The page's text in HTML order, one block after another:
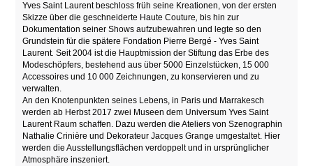
Yves Saint Laurent beschloss früh seine Kreationen, von der ersten
Skizze über die geschneiderte Haute Couture, bis hin zur
Dokumentation seiner Shows aufzubewahren und legte so den
Grundstein für die spätere Fondation Pierre Bergé - Yves Saint
Laurent.Seit 2004 ist die Hauptmission der Stiftung das Erbe des
Modeschöpfers, bestehend aus über 5000 Einzelstücken, 15 000
Accessoires und 10 000 Zeichnungen, zu konservieren und zu
verwalten.
An den Knotenpunkten seines Lebens, in Paris und Marrakesch
werden ab Herbst 2017 zwei Museen dem Universum Yves Saint
Laurent Raum schaffen. Dazu werden die Ateliers von Szenographin
Nathalie Crinière und Dekorateur Jacques Grange umgestaltet. Hier
werden die Ausstellungsflächen verdoppelt und in ursprünglicher
Atmosphäre inszeniert.